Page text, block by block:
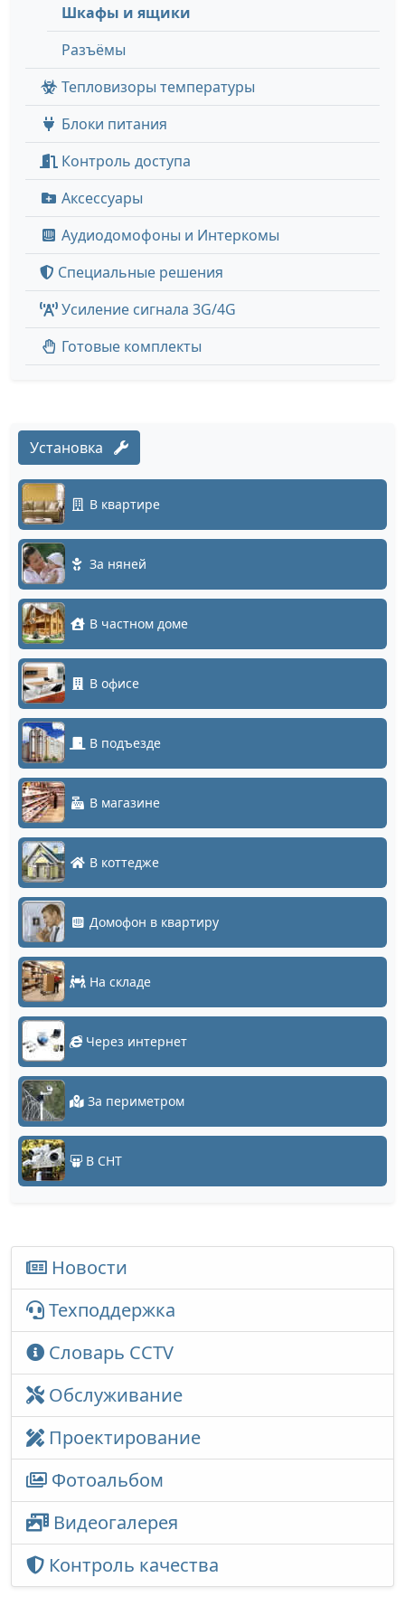
Шкафы и ящики
Разъёмы
Тепловизоры температуры
Блоки питания
Контроль доступа
Аксессуары
Аудиодомофоны и Интеркомы
Специальные решения
Усиление сигнала 3G/4G
Готовые комплекты
Установка
В квартире
За няней
В частном доме
В офисе
В подъезде
В магазине
В коттедже
Домофон в квартиру
На складе
Через интернет
За периметром
В СНТ
Новости
Техподдержка
Словарь CCTV
Обслуживание
Проектирование
Фотоальбом
Видеогалерея
Контроль качества